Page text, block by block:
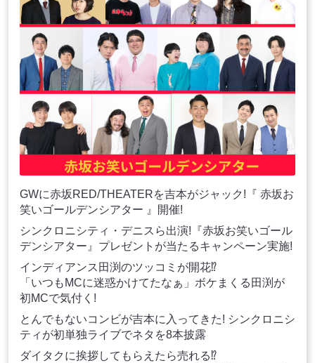
GWに赤坂RED/THEATERを吉本がジャック!『 赤坂お
笑いゴールデンシアター 』開催!
シンクロニシティ・デニスら出演!『赤坂お笑いゴール
デンシアター』プレゼントが当たるキャンペーン実施!
インディアンス田渕のツッコミが開花⁉
「いつもMCに迷惑かけてたなぁ」ボケまくる田渕が
初MCで気付く!
とんでもないコンビが吉本に入ってきた! シンクロニシ
ティが初単独ライブでネタを8本披露
ダイタクに挨拶してもらえたら売れる⁉